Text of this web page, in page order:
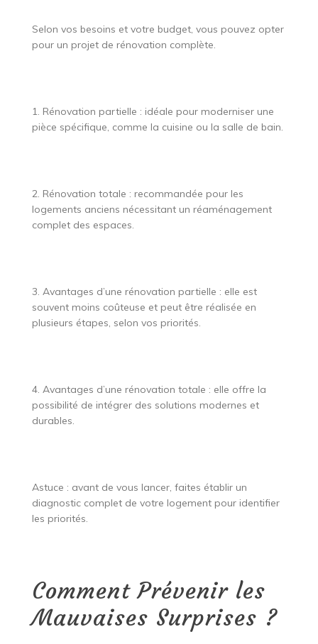
Selon vos besoins et votre budget, vous pouvez opter
pour un projet de rénovation complète.
1. Rénovation partielle : idéale pour moderniser une
pièce spécifique, comme la cuisine ou la salle de bain.
2. Rénovation totale : recommandée pour les
logements anciens nécessitant un réaménagement
complet des espaces.
3. Avantages d’une rénovation partielle : elle est
souvent moins coûteuse et peut être réalisée en
plusieurs étapes, selon vos priorités.
4. Avantages d’une rénovation totale : elle offre la
possibilité de intégrer des solutions modernes et
durables.
Astuce : avant de vous lancer, faites établir un
diagnostic complet de votre logement pour identifier
les priorités.
Comment Prévenir les
Mauvaises Surprises ?